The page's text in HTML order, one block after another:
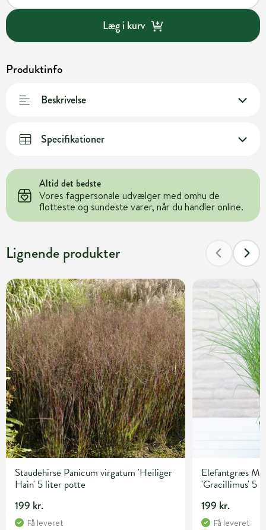
Læg i kurv
Produktinfo
Beskrivelse
Specifikationer
Altid det bedste
Vores fagpersonale udvælger med omhu de
flotteste og sundeste varer, når du handler online.
Lignende produkter
Staudehirse Panicum virgatum 'Heiliger
Hain' 5 liter potte
199 kr.
Få leveret
Elefantgræs
'Gracillimus' 5
199 kr.
Få leveret